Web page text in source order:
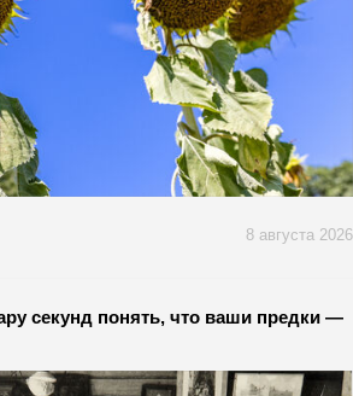
8 августа 2026
секунд понять, что ваши предки —